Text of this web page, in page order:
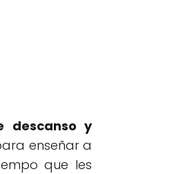
descanso y
enseñar a
que les